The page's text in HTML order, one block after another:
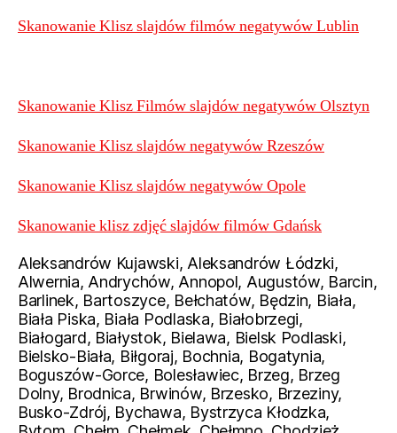
Skanowanie Klisz slajdów filmów negatywów Lublin
Skanowanie Klisz Filmów slajdów negatywów Olsztyn
Skanowanie Klisz slajdów negatywów Rzeszów
Skanowanie Klisz slajdów negatywów Opole
Skanowanie klisz zdjęć slajdów filmów Gdańsk
Aleksandrów Kujawski, Aleksandrów Łódzki,
Alwernia, Andrychów, Annopol, Augustów, Barcin,
Barlinek, Bartoszyce, Bełchatów, Będzin, Biała,
Biała Piska, Biała Podlaska, Białobrzegi,
Białogard, Białystok, Bielawa, Bielsk Podlaski,
Bielsko-Biała, Biłgoraj, Bochnia, Bogatynia,
Boguszów-Gorce, Bolesławiec, Brzeg, Brzeg
Dolny, Brodnica, Brwinów, Brzesko, Brzeziny,
Busko-Zdrój, Bychawa, Bystrzyca Kłodzka,